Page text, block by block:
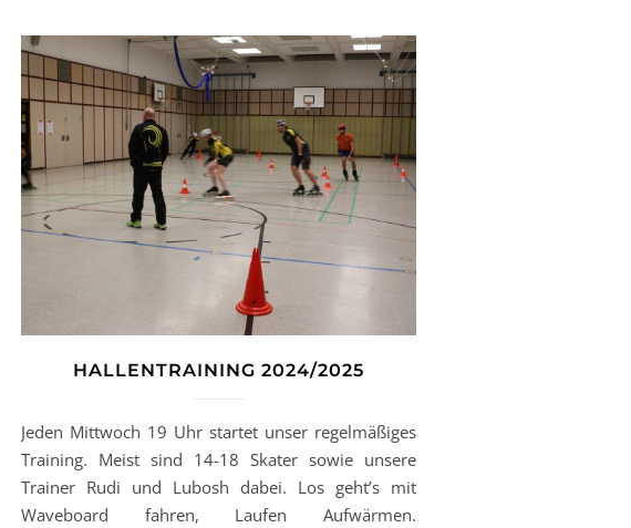
HALLENTRAINING 2024/2025
Jeden Mittwoch 19 Uhr startet unser regelmäßiges
Training. Meist sind 14-18 Skater sowie unsere
Trainer Rudi und Lubosh dabei. Los geht’s mit
Waveboard fahren, Laufen Aufwärmen.